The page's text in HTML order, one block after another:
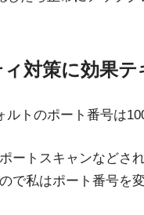
対策に効果
トのポート番号は
ートスキャンなどさ
で私はポート番号を